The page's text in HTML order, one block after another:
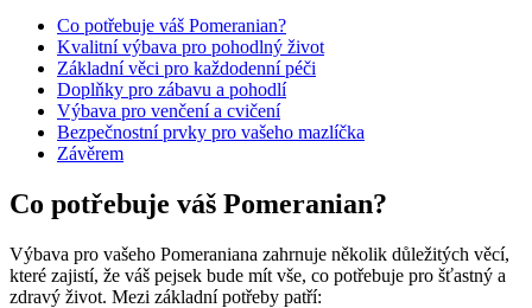
Co ⁣potřebuje​ váš⁣ Pomeranian?
Kvalitní ⁤výbava pro⁤ pohodlný život
Základní věci pro každodenní péči
Doplňky pro zábavu⁢ a pohodlí
Výbava pro venčení a ​cvičení
Bezpečnostní prvky ⁢pro vašeho‍ mazlíčka
Závěrem
Co ⁣potřebuje​ váš⁣ Pomeranian?
Výbava pro vašeho Pomeraniana ⁤zahrnuje několik důležitých věcí,
které zajistí,⁣ že váš‌ pejsek bude ⁣mít⁢ vše, co‍ potřebuje​ pro šťastný ⁣a
zdravý život. ⁢Mezi⁤ základní potřeby patří: